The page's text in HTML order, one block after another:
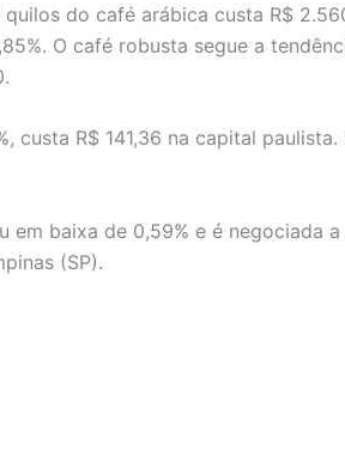
do café arábica custa R$
O café robusta segue a
custa R$ 141,36 na capital
baixa de 0,59% e é negociada a
(SP).